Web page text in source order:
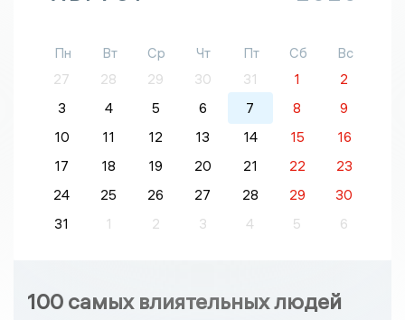
Пн Вт Ср Чт Пт Сб
Вс
27
28 29 30 31 1
2
3
4 5 6 7 8
9
10
11 12 13 14 15
16
17
18 19 20 21 22
23
24
25 26 27 28 29
30
31
1 2 3 4 5 6
100 самых влиятельных людей